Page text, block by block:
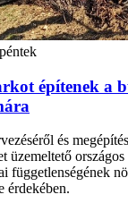
építenek a
és
üzemeltető
függetlenségének
érdekében.